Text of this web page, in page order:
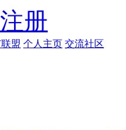
册
盟 个人主页 交流社区